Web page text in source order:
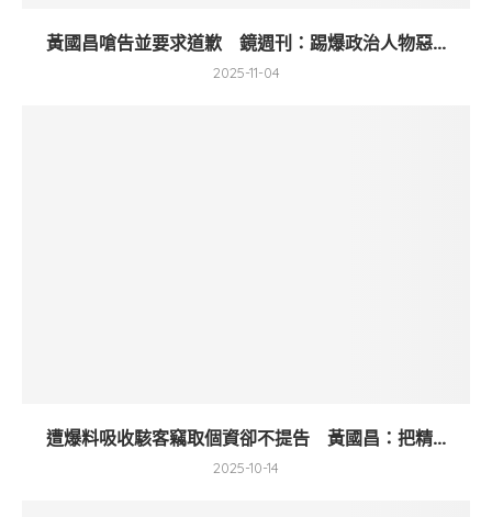
黃國昌嗆告並要求道歉 鏡週刊：踢爆政治人物惡...
2025-11-04
遭爆料吸收駭客竊取個資卻不提告 黃國昌：把精...
2025-10-14